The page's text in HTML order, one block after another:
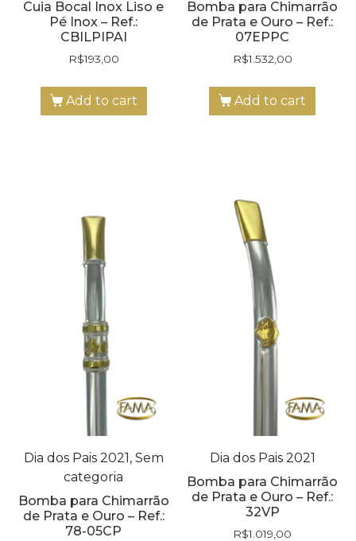
Cuia Bocal Inox Liso e
Pé Inox – Ref.:
CBILPIPAI
R$193,00
Add to cart
Bomba para Chimarrão
de Prata e Ouro – Ref.:
07EPPC
R$1.532,00
Add to cart
Dia dos Pais 2021, Sem
categoria
Bomba para Chimarrão
de Prata e Ouro – Ref.:
78-05CP
Dia dos Pais 2021
Bomba para Chimarrão
de Prata e Ouro – Ref.:
32VP
R$1.019,00